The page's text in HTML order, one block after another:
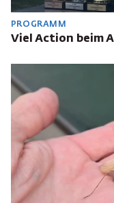
PROGRAMM
Viel Action beim